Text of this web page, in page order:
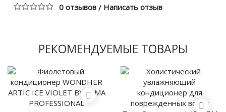
0 отзывов/ Написать отзыв
РЕКОМЕНДУЕМЫЕ ТОВАРЫ